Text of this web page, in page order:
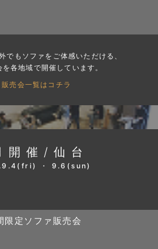
でもソファをご体感いただける、
各地域で開催しています。
販売会一覧はコチラ
開催/仙台
・ 9.6(sun)
限定ソファ販売会